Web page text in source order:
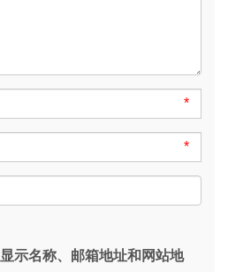
*
*
示名称、邮箱地址和网站地